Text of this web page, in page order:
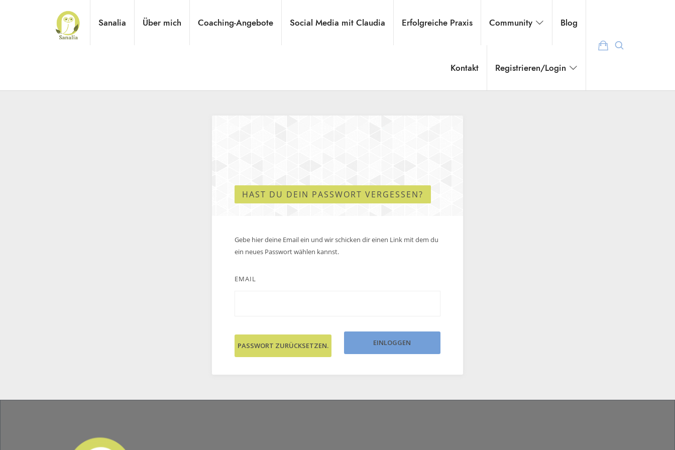
Sanalia Über mich Coaching-Angebote Social Media mit Claudia Erfolgreiche Praxis Community Blog
Kontakt Registrieren/Login
HAST DU DEIN PASSWORT VERGESSEN?
Gebe hier deine Email ein und wir schicken dir einen Link mit dem du
ein neues Passwort wählen kannst.
EMAIL
PASSWORT ZURÜCKSETZEN. EINLOGGEN